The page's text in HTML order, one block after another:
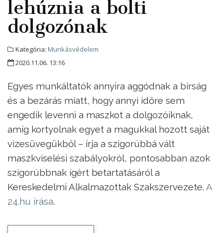
lehúznia a bolti
dolgozónak
Kategória: Munkásvédelem
2020.11.06. 13:16
Egyes munkáltatók annyira aggódnak a bírság
és a bezárás miatt, hogy annyi időre sem
engedik levenni a maszkot a dolgozóiknak,
amíg kortyolnak egyet a magukkal hozott saját
vizesüvegükből – írja a szigorúbbá vált
maszkviselési szabályokról, pontosabban azok
szigorúbbnak ígért betartatásáról a
Kereskedelmi Alkalmazottak Szakszervezete. A
24.hu írása.